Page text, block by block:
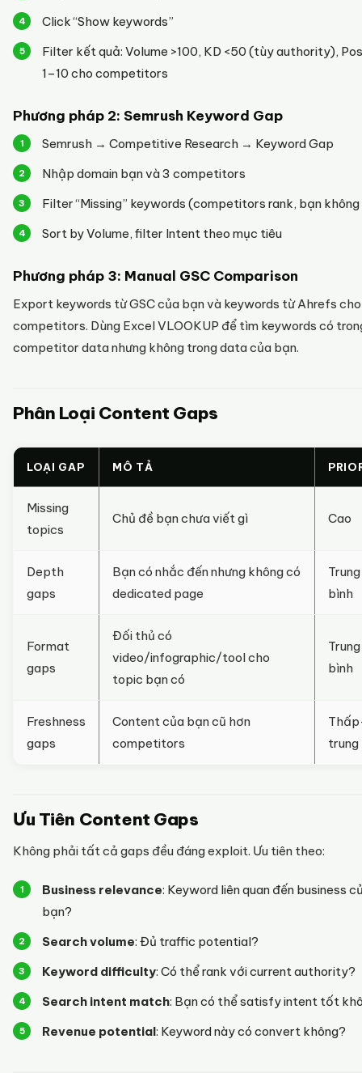
Click “Show keywords”
Filter kết quả: Volume >100, KD <50 (tùy authority),
1–10 cho competitors
Phương pháp 2: Semrush Keyword Gap
Semrush → Competitive Research → Keyword Gap
Nhập domain bạn và 3 competitors
Filter “Missing” keywords (competitors rank, bạn
Sort by Volume, filter Intent theo mục tiêu
Phương pháp 3: Manual GSC Comparison
Export keywords từ GSC của bạn và keywords từ Ahrefs cho
competitors. Dùng Excel VLOOKUP để tìm keywords có
competitor data nhưng không trong data của bạn.
Phân Loại Content Gaps
LOẠI GAP MÔ TẢ
Missing
topics
Chủ đề bạn chưa viết gì Cao
Depth
gaps
Bạn có nhắc đến nhưng không có
dedicated page
Trung
bình
Format
gaps
Đối thủ có
video/infographic/tool cho
topic bạn có
Trung
bình
Freshness
gaps
Content của bạn cũ hơn
competitors
trung
Ưu Tiên Content Gaps
Không phải tất cả gaps đều đáng exploit. Ưu tiên theo:
Business relevance: Keyword liên quan đến business
bạn?
Search volume: Đủ traffic potential?
Keyword difficulty: Có thể rank với current authority?
Search intent match: Bạn có thể satisfy intent tốt
Revenue potential: Keyword này có convert không?